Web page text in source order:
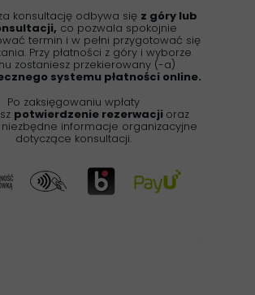
konsultację odbywa się z góry lub
co pozwala spokojnie
termin i w pełni przygotować się
Przy płatności z góry i wyborze
zostaniesz przekierowany (-a)
systemu płatności online.
Po zaksięgowaniu wpłaty
potwierdzenie rezerwacji oraz
niezbędne informacje organizacyjne
dotyczące konsultacji.